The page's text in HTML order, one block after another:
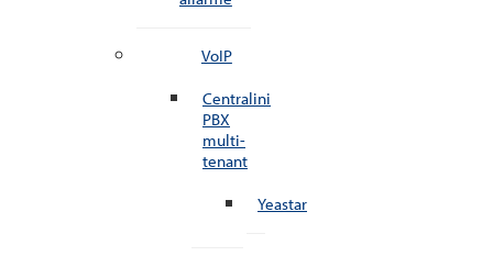
VoIP
Centralini
PBX
multi-
tenant
Yeastar